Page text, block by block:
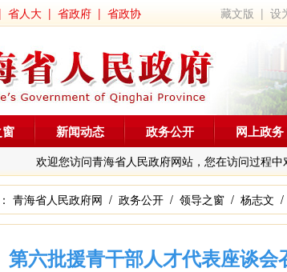
| 省人大 | 省政府 | 省政协 藏文版 |设
欢迎您访问青海省人民政府网站，您在访问过程中
新闻动态 政务公开 网上政务
青海省人民政府网 / 政务公开 / 领导之窗 / 杨志文 /
第六批援青干部人才代表座谈